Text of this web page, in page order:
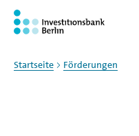
Zum Haupinhalt
Startseite Förderungen
Auf dieser Seite